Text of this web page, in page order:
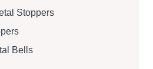
Stoppers
Bells